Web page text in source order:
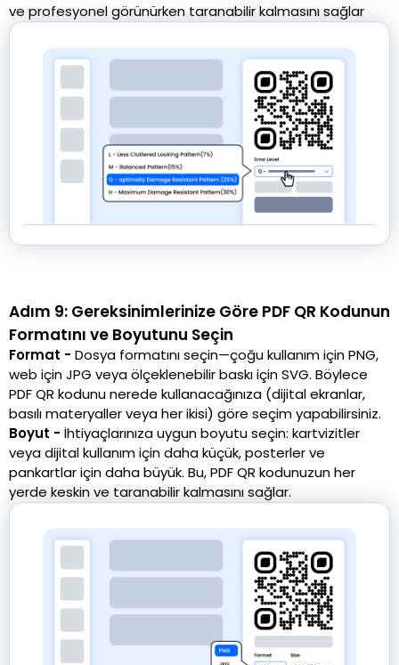
ve profesyonel görünürken taranabilir kalmasını sağlar
Adım 9: Gereksinimlerinize Göre PDF QR Kodunun
Formatını ve Boyutunu Seçin
Format - Dosya formatını seçin—çoğu kullanım için PNG,
web için JPG veya ölçeklenebilir baskı için SVG. Böylece
PDF QR kodunu nerede kullanacağınıza (dijital ekranlar,
basılı materyaller veya her ikisi) göre seçim yapabilirsiniz.
Boyut - İhtiyaçlarınıza uygun boyutu seçin: kartvizitler
veya dijital kullanım için daha küçük, posterler ve
pankartlar için daha büyük. Bu, PDF QR kodunuzun her
yerde keskin ve taranabilir kalmasını sağlar.